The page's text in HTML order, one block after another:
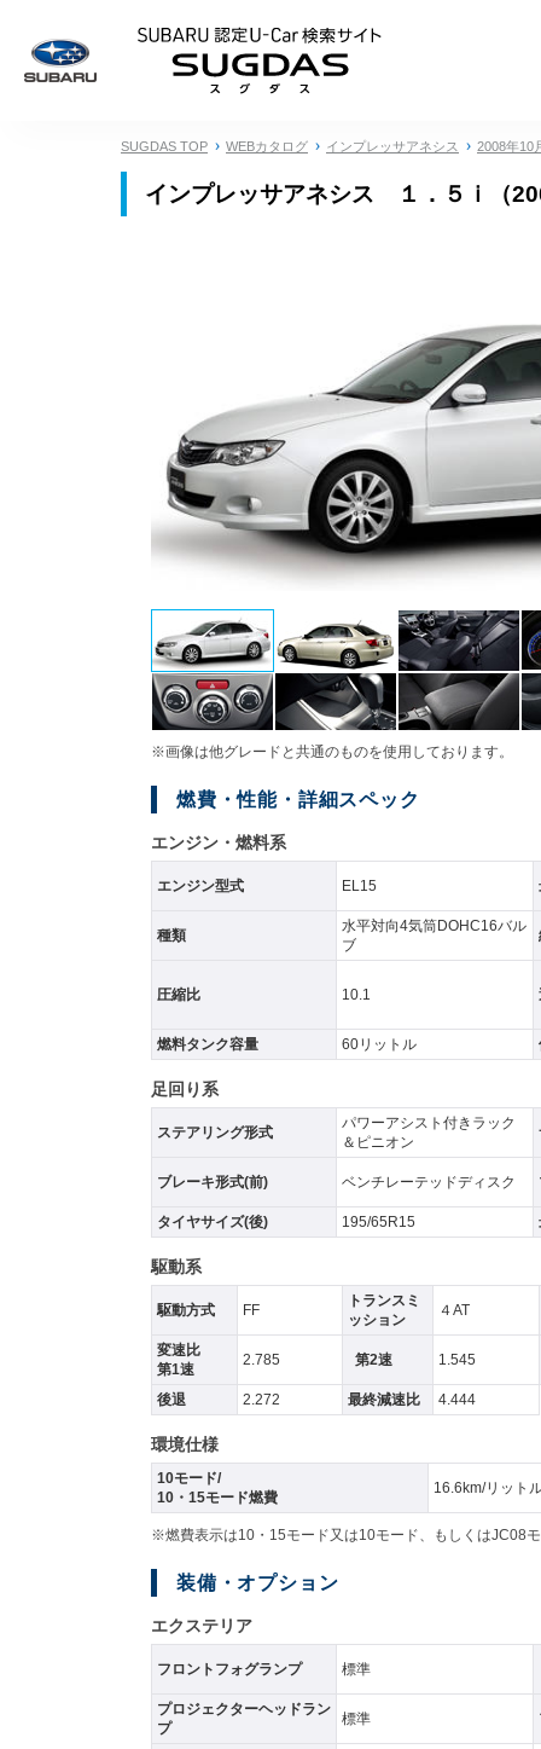
SUGDAS TOP WEBカタログ インプレッサアネシス 2008年10
インプレッサアネシス １．５ｉ（
※画像は他グレードと共通のものを使用しております。
燃費・性能・詳細スペック
エンジン・燃料系
エンジン型式 EL15
種類
水平対向4気筒DOHC16バル
ブ
圧縮比 10.1
燃料タンク容量 60リットル
足回り系
ステアリング形式
パワーアシスト付きラック
＆ピニオン
ブレーキ形式(前) ベンチレーテッドディスク
タイヤサイズ(後) 195/65R15
駆動系
駆動方式 FF
トランスミ
ッション
４AT
変速比
第1速
2.785 第2速 1.545
後退 2.272 最終減速比 4.444
環境仕様
10モード/
10・15モード燃費
16.6km/リット
※燃費表示は10・15モード又は10モード、もしくはJC08
装備・オプション
エクステリア
フロントフォグランプ 標準
プロジェクターヘッドラン
プ
標準